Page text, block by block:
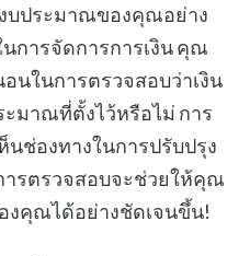
บประมาณของคุณอย่าง
การจัดการการเงิน คุณ
นในการตรวจสอบว่าเงิน
มาณที่ตั้งไว้หรือไม่ การ
ช่องทางในการปรับปรุง
ารตรวจสอบจะช่วยให้คุณ
งคุณได้อย่างชัดเจนขึ้น!